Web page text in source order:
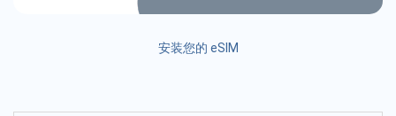
安装您的 eSIM